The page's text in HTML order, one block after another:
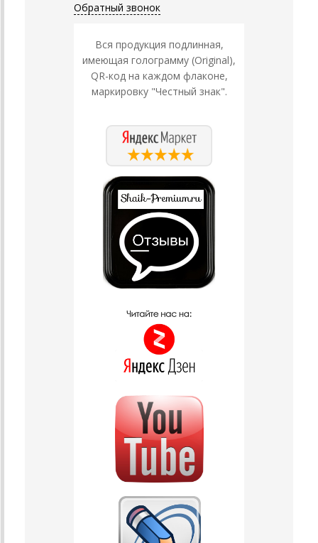
Обратный звонок
Вся продукция подлинная,
имеющая голограмму (Original),
QR-код на каждом флаконе,
маркировку "Честный знак".